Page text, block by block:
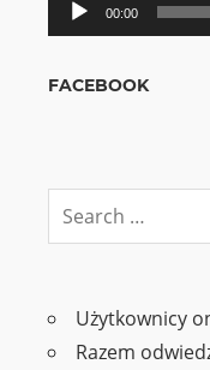
00:00
FACEBOOK
Użytkownicy
Razem